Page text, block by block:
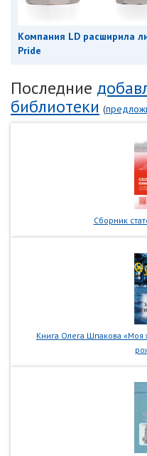
Компания LD расширила
Pride
Последние
библиотеки (
Сборник
Книга Олега Шпакова «Моя